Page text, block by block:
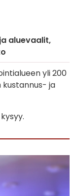
aluevaalit
yli 200
kustannus- ja